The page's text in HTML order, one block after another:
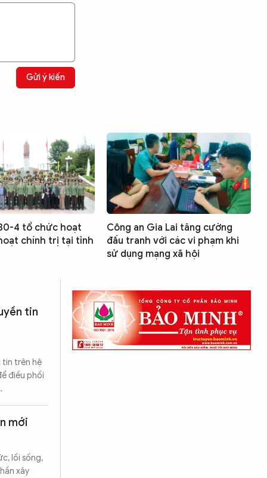
Tìm kiếm
Gửi ý kiến
4 tổ chức hoạt
chính trị tại tỉnh
Công an Gia Lai tăng cường
đấu tranh với các vi phạm khi
sử dụng mạng xã hội
tin
tin trên hệ
điều phối
mới
lối sống,
xây